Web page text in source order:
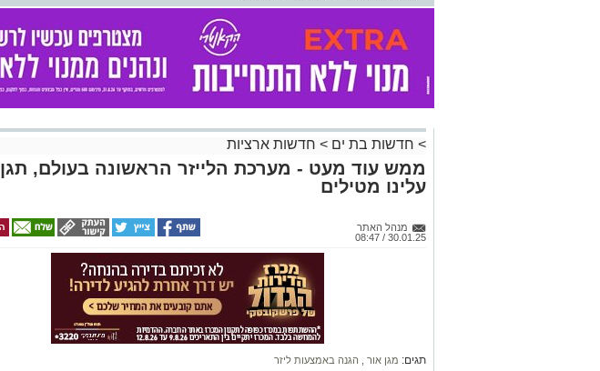
> חדשות בת ים > חדשות ארציות
ממש עוד מעט - מערכת הלייזר הראשונה בעולם, תגן
עלינו מטילים
מנהל האתר
30.01.25 / 08:47
תגים: מגן אור הגנה באמצעות ליזר